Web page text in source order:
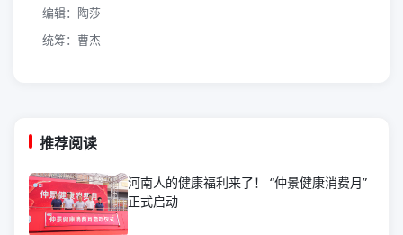
编辑：陶莎
统筹：曹杰
推荐阅读
河南人的健康福利来了！ “仲景健康消费月”
正式启动